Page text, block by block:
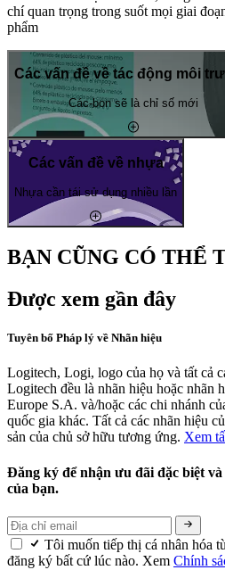
chí quan trọng trong suốt mọi giai
phẩm
Các vấn đề về tác động môi
Các-bon sẽ là chỉ số mới
Các vấn đề về nhựa
Nhựa cần tái sử dụng nhiều lần
BẠN CŨNG CÓ THỂ
Được xem gần đây
Tuyên bố Pháp lý về Nhãn hiệu
Logitech, Logi, logo của họ và tất cả
Logitech đều là nhãn hiệu hoặc nhãn
Europe S.A. và/hoặc các chi nhánh
quốc gia khác. Tất cả các nhãn hiệu
sản của chủ sở hữu tương ứng. Xem
Đăng ký để nhận ưu đãi đặc biệt
của bạn.
Tôi muốn tiếp thị cá nhân hóa
đăng ký bất cứ lúc nào. Xem Chính